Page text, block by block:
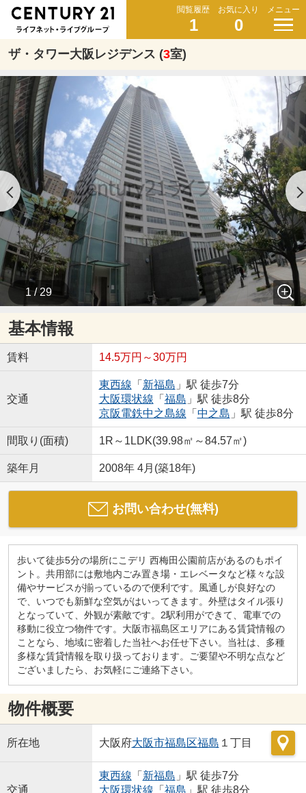
閲覧履歴
1
お気に入り
0
メニュー
ザ・タワー大阪レジデンス (3室)
1 / 29
基本情報
賃料 14.5万円～30万円
交通
東西線 「 新福島 」駅 徒歩7分
大阪環状線 「 福島 」駅 徒歩8分
京阪電鉄中之島線 「 中之島 」駅 徒歩8分
間取り(面積) 1R～1LDK(39.98㎡～84.57㎡)
築年月 2008年 4月(築18年)
お問い合わせ(無料)
歩いて徒歩5分の場所にこデリ 西梅田公園前店があるのもポイ
ント。共用部には敷地内ごみ置き場・エレベータなど様々な設
備やサービスが揃っているので便利です。風通しが良好なの
で、いつでも新鮮な空気がはいってきます。外壁はタイル張り
となっていて、外観が素敵です。2駅利用ができて、電車での
移動に役立つ物件です。大阪市福島区エリアにある賃貸情報の
ことなら、地域に密着した当社へお任せ下さい。当社は、多種
多様な賃貸情報を取り扱っております。ご要望や不明な点など
ございましたら、お気軽にご連絡下さい。
物件概要
所在地 大阪府大阪市福島区福島 １丁目
交通
東西線 「 新福島 」駅 徒歩7分
大阪環状線 「 福島 」駅 徒歩8分